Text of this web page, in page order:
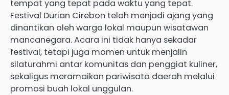
tempat yang tepat pada waktu yang tepat.
Festival Durian Cirebon telah menjadi ajang yang
dinantikan oleh warga lokal maupun wisatawan
mancanegara. Acara ini tidak hanya sekadar
festival, tetapi juga momen untuk menjalin
silaturahmi antar komunitas dan penggiat kuliner,
sekaligus meramaikan pariwisata daerah melalui
promosi buah lokal unggulan.